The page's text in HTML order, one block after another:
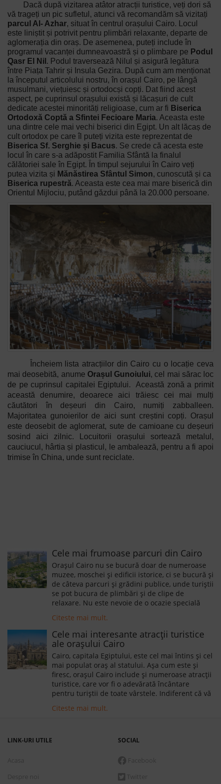
Dacă după vizitarea atâtor atracții turistice, veți dori să
vă trageți un pic sufletul, atunci vă recomandăm să vizitați
parcul Al- Azhar, situat în centrul orașului Cairo. Locul
este liniștit și potrivit pentru plimbări relaxante, departe de
aglomerația din oraș. De asemenea, puteți include în
programul vacanței dumneavoastră și o plimbare pe Podul
Qasr El Nil . Podul traversează Nilul și asigură legătura
între Piața Tahrir și Insula Gezira. După cum am menționat
la începutul articolului nostru, în orașul Cairo, pe lângă
musulmani, viețuiesc și ortodocși copți. Dat fiind acest
aspect, pe cuprinsul orașului există și lăcașuri de cult
dedicate acestei minorități religioase, cum ar fi Biserica
Ortodoxă Coptă a Sfintei Fecioare Maria. Aceasta este
una dintre cele mai vechi biserici din Egipt. Un alt lăcaș de
cult ortodox pe care îl puteți vizita este reprezentat de
Biserica Sf. Serghie și Bacus. Se crede că acesta este
locul în care s-a adăpostit Familia Sfântă la finalul
călătoriei sale în Egipt. În timpul sejurului în Cairo veți
putea vizita și Mănăstirea Sfântul Simon, cunoscută și ca
Biserica rupestră. Aceasta este cea mai mare biserică din
Orientul Mijlociu, putând găzdui până la 20.000 persoane.
Încheiem lista atracțiilor din Cairo cu o locație ceva
mai deosebită, anume Orașul Gunoiului, cel mai sărac loc
de pe cuprinsul capitalei Egiptului. Această zonă a primit
această denumire, deoarece aici trăiesc cei mai mulți
căutători în deșeuri din Cairo, numiți zabballeen.
Majoritatea gunoierilor de aici sunt creștini copți. Orașul
este deosebit de aglomerat, sute de camioane cu deșeuri
sosind aici zilnic. Locuitorii orașului sortează metalul,
cauciucul, hârtia și plasticul, le ambalează, pentru a fi apoi
trimise în China, unde sunt reciclate.
Cele mai frumoase parcuri din Cairo
Orașul Cairo nu se bucură doar de numeroase
muzee, moschei și edificii istorice, ci se bucură și
de câteva parcuri și grădini publice, unde turiștii
se pot bucura de plimbări și de clipe de
relaxare. Nu este nevoie de o ocazie specială
amplasat în apropierea celor mai importante
atracții ale orașului Cairo, precum Cetatea Salah
al-Din și Moscheea Sultan Hassan. Este unul
dintre cele mai frumoase și mai bine întreținute
parcuri de pe cuprinsul Egiptului.
Citeste mai mult.
Cele mai interesante atracții turistice
ale orașului Cairo
Cairo, capitala Egiptului, este cel mai întins și cel
mai populat oraș al statului. Așa cum este și
firesc, orașul Cairo include și numeroase atracții
turistice, care vor fi o adevărată încântare
pentru turiștii de toate vârstele. Indiferent că vă
cuplu sau alături de familie veți avea ce vizita,
Citeste mai mult.
LINK-URI UTILE SOCIAL